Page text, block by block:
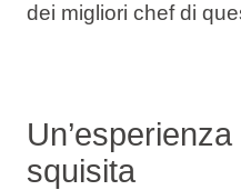
dei migliori chef di
squisita